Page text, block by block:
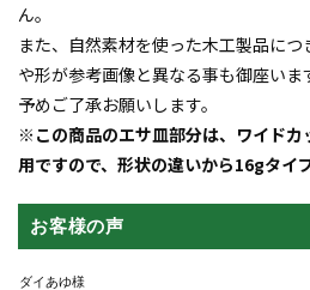
ん。
また、自然素材を使った木工製品に
や形が参考画像と異なる事も御座いま
予めご了承お願いします。
※この商品のエサ皿部分は、ワイドカ
用ですので、形状の違いから16gタイ
お客様の声
ダイあゆ様